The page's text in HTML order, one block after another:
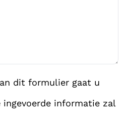
dit formulier gaat u
informatie zal